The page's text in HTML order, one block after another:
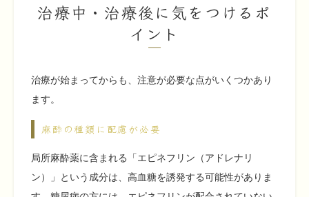
治療中・治療後に気をつけるポ
イント
治療が始まってからも、注意が必要な点がいくつかあり
ます。
麻酔の種類に配慮が必要
局所麻酔薬に含まれる「エピネフリン（アドレナリ
ン）」という成分は、高血糖を誘発する可能性がありま